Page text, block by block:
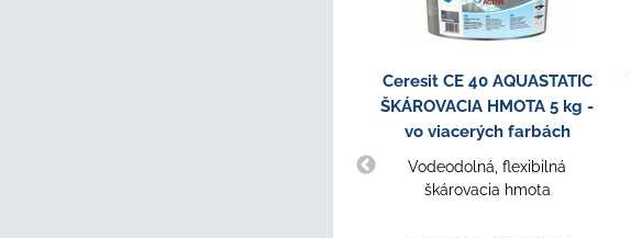
Ceresit CE 40 AQUASTATIC
ŠKÁROVACIA HMOTA 5 kg -
vo viacerých farbách
Vodeodolná, flexibilná
škárovacia hmota